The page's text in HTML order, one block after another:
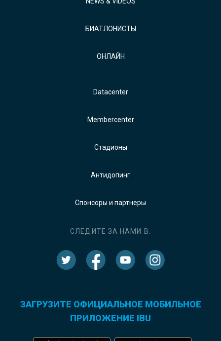
БИАТЛОНИСТЫ
ОНЛАЙН
Datacenter
Membercenter
Стадионы
Антидопинг
Спонсоры и партнеры
СЛЕДИТЕ ЗА НАМИ В:
ЗАГРУЗИТЕ ОФИЦИАЛЬНОЕ МОБИЛЬНОЕ
ПРИЛОЖЕНИЕ IBU